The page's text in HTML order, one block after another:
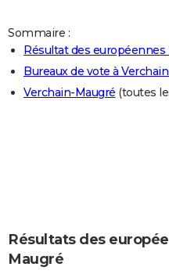
Guides de France
Escapades
Patrimoine
Expositions
Musées
Week-end nature
LIFESTYLE
Art de vivre
Bien-être
Loisirs
Mode
Modes de vie
CARTE DE VOEUX
Carte de Noël
Carte Bonne année
Carte Saint-Valentin
Carte Pâques
Carte d'anniversaire
Sommaire :
Résultat des européennes
Bureaux de vote à
Verchain-Maugré (toutes
Résultats des
Maugré